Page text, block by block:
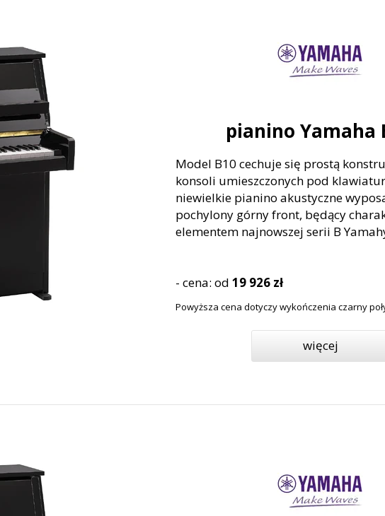
więcej
Model B10 cechuje się prostą
konsoli umieszczonych pod
niewielkie pianino akustyczne
pochylony górny front, będący
elementem najnowszej serii B
- cena: od 19 926 zł
Powyższa cena dotyczy wykończenia czarny
pianino Yamaha